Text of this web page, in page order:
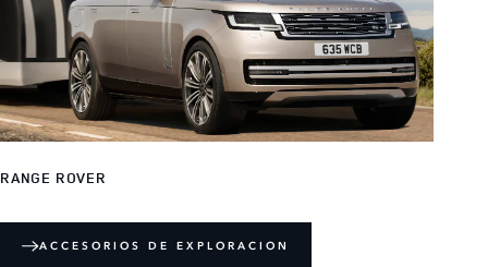
RANGE ROVER
ACCESORIOS DE EXPLORACION